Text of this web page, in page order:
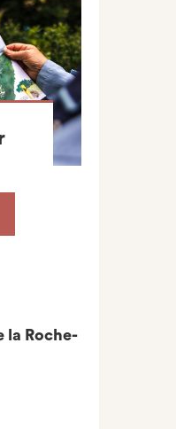
la Roche-